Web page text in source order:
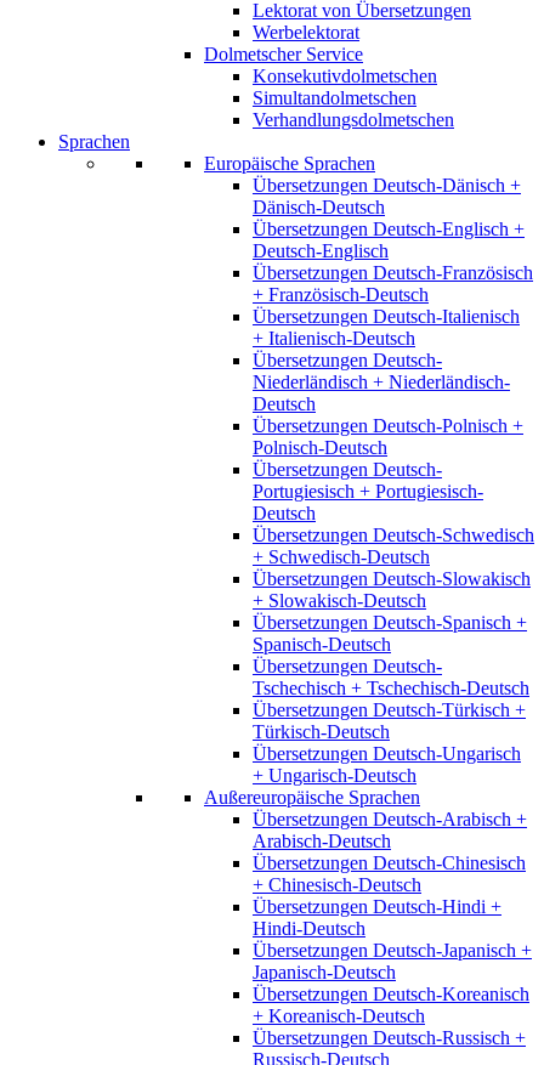
Lektorat von Übersetzungen
Werbelektorat
Dolmetscher Service
Konsekutivdolmetschen
Simultandolmetschen
Verhandlungsdolmetschen
Sprachen
Europäische Sprachen
Übersetzungen Deutsch-Dänisch +
Dänisch-Deutsch
Übersetzungen Deutsch-Englisch +
Deutsch-Englisch
Übersetzungen Deutsch-Französisch
+ Französisch-Deutsch
Übersetzungen Deutsch-Italienisch
+ Italienisch-Deutsch
Übersetzungen Deutsch-
Niederländisch + Niederländisch-
Deutsch
Übersetzungen Deutsch-Polnisch +
Polnisch-Deutsch
Übersetzungen Deutsch-
Portugiesisch + Portugiesisch-
Deutsch
Übersetzungen Deutsch-Schwedisch
+ Schwedisch-Deutsch
Übersetzungen Deutsch-Slowakisch
+ Slowakisch-Deutsch
Übersetzungen Deutsch-Spanisch +
Spanisch-Deutsch
Übersetzungen Deutsch-
Tschechisch + Tschechisch-Deutsch
Übersetzungen Deutsch-Türkisch +
Türkisch-Deutsch
Übersetzungen Deutsch-Ungarisch
+ Ungarisch-Deutsch
Außereuropäische Sprachen
Übersetzungen Deutsch-Arabisch +
Arabisch-Deutsch
Übersetzungen Deutsch-Chinesisch
+ Chinesisch-Deutsch
Übersetzungen Deutsch-Hindi +
Hindi-Deutsch
Übersetzungen Deutsch-Japanisch +
Japanisch-Deutsch
Übersetzungen Deutsch-Koreanisch
+ Koreanisch-Deutsch
Übersetzungen Deutsch-Russisch +
Russisch-Deutsch